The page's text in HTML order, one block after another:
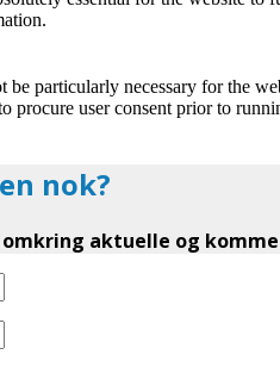
particularly necessary for the
procure user consent prior to
nok?
aktuelle og